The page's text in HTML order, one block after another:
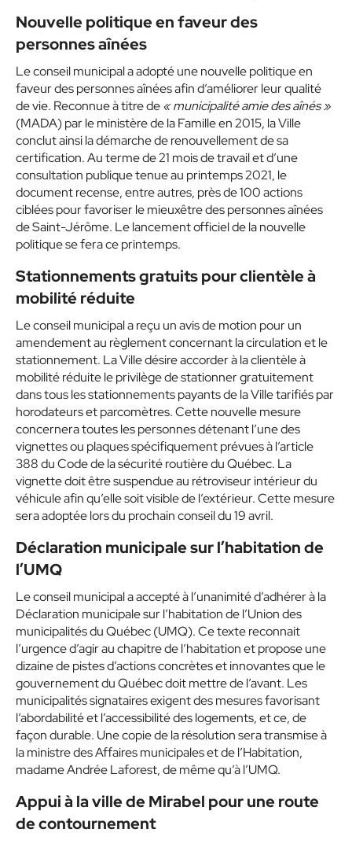
Nouvelle politique en faveur des
personnes aînées
Le conseil municipal a adopté une nouvelle politique en
faveur des personnes aînées afin d’améliorer leur qualité
de vie. Reconnue à titre de« municipalité amie des aînés »
(MADA) par le ministère de la Famille en 2015, la Ville
conclut ainsi la démarche de renouvellement de sa
certification. Au terme de 21 mois de travail et d’une
consultation publique tenue au printemps 2021, le
document recense, entre autres, près de 100 actions
ciblées pour favoriser le mieuxêtre des personnes aînées
de Saint-Jérôme. Le lancement officiel de la nouvelle
politique se fera ce printemps.
Stationnements gratuits pour clientèle à
mobilité réduite
Le conseil municipal a reçu un avis de motion pour un
amendement au règlement concernant la circulation et le
stationnement. La Ville désire accorder à la clientèle à
mobilité réduite le privilège de stationner gratuitement
dans tous les stationnements payants de la Ville tarifiés par
horodateurs et parcomètres. Cette nouvelle mesure
concernera toutes les personnes détenant l’une des
vignettes ou plaques spécifiquement prévues à l’article
388 du Code de la sécurité routière du Québec. La
vignette doit être suspendue au rétroviseur intérieur du
véhicule afin qu’elle soit visible de l’extérieur. Cette mesure
sera adoptée lors du prochain conseil du 19 avril.
Déclaration municipale sur l’habitation de
l’UMQ
Le conseil municipal a accepté à l’unanimité d’adhérer à la
Déclaration municipale sur l’habitation de l’Union des
municipalités du Québec (UMQ). Ce texte reconnait
l’urgence d’agir au chapitre de l’habitation et propose une
dizaine de pistes d’actions concrètes et innovantes que le
gouvernement du Québec doit mettre de l’avant. Les
municipalités signataires exigent des mesures favorisant
l’abordabilité et l’accessibilité des logements, et ce, de
façon durable. Une copie de la résolution sera transmise à
la ministre des Affaires municipales et de l’Habitation,
madame Andrée Laforest, de même qu’à l’UMQ.
Appui à la ville de Mirabel pour une route
de contournement